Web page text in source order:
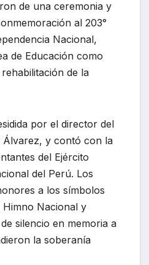
de una ceremonia y
al 203°
Nacional,
de Educación como
de la
por el director del
Álvarez, y contó con la
del Ejército
del Perú. Los
a los símbolos
Nacional y
silencio en memoria a
la soberanía